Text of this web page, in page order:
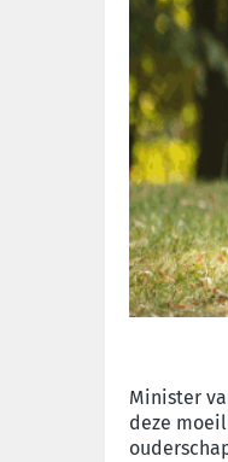
Minister
deze